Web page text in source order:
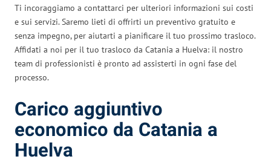
Ti incoraggiamo a contattarci per ulteriori informazioni sui costi
e sui servizi. Saremo lieti di offrirti un preventivo gratuito e
senza impegno, per aiutarti a pianificare il tuo prossimo trasloco.
Affidati a noi per il tuo trasloco da Catania a Huelva: il nostro
team di professionisti è pronto ad assisterti in ogni fase del
processo.
Carico aggiuntivo
economico da Catania a
Huelva